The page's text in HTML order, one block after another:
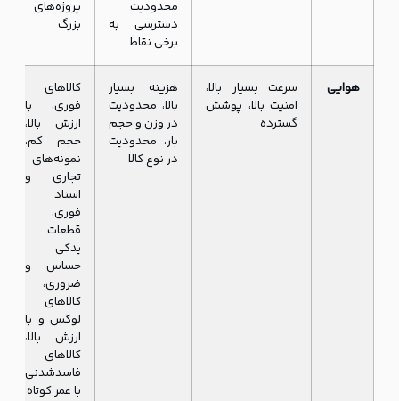
محدودیت
دسترسی به
برخی نقاط
پروژه‌های
بزرگ
هوایی
سرعت بسیار بالا،
امنیت بالا، پوشش
گسترده
هزینه بسیار
بالا، محدودیت
در وزن و حجم
بار، محدودیت
در نوع کالا
کالاهای
فوری، با
ارزش بالا،
حجم کم،
نمونه‌های
تجاری و
اسناد
فوری،
قطعات
یدکی
حساس و
ضروری،
کالاهای
لوکس و با
ارزش بالا،
کالاهای
فاسدشدنی
با عمر کوتاه